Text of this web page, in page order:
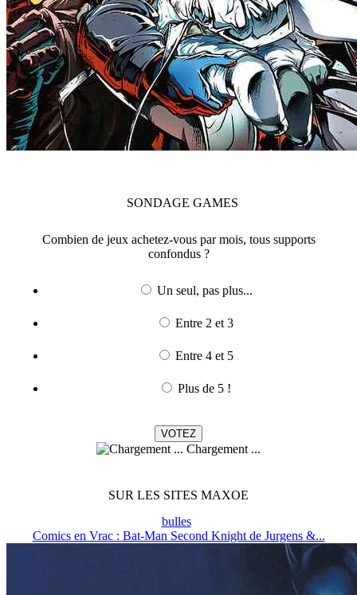
SONDAGE GAMES
Combien de jeux achetez-vous par mois, tous supports
confondus ?
Un seul, pas plus...
Entre 2 et 3
Entre 4 et 5
Plus de 5 !
Chargement ...
SUR LES SITES MAXOE
bulles
Comics en Vrac : Bat-Man Second Knight de Jurgens &...